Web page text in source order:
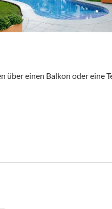
einen Balkon oder eine